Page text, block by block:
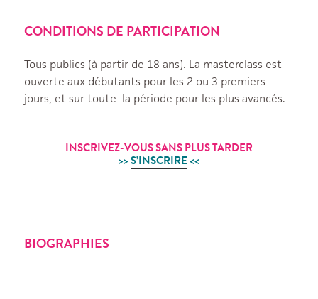
CONDITIONS DE PARTICIPATION
Tous publics (à partir de 18 ans). La masterclass est
ouverte aux débutants pour les 2 ou 3 premiers
jours, et sur toute la période pour les plus avancés.
INSCRIVEZ-VOUS SANS PLUS TARDER
>>S’INSCRIRE<<
BIOGRAPHIES